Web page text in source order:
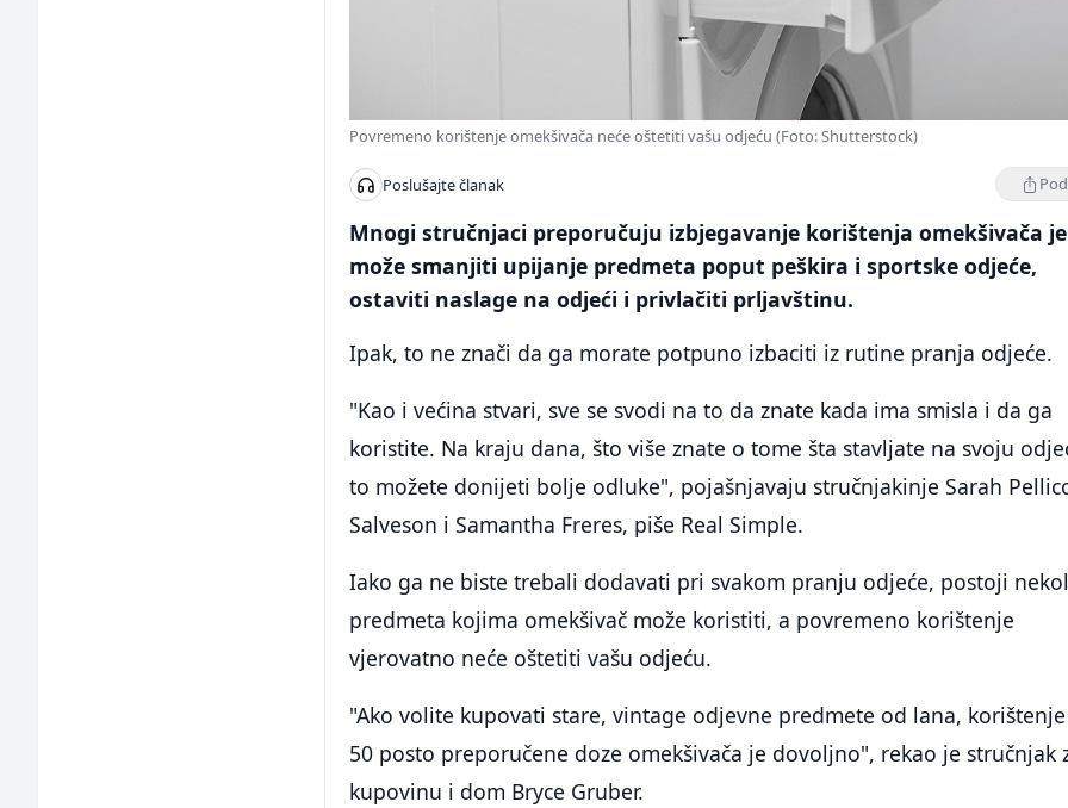
Povremeno korištenje omekšivača neće oštetiti vašu odjeću (Foto: Shutterstock)
Poslušajte članak
Mnogi stručnjaci preporučuju izbjegavanje korištenja omekšivača
može smanjiti upijanje predmeta poput peškira i sportske odjeće,
ostaviti naslage na odjeći i privlačiti prljavštinu.
Ipak, to ne znači da ga morate potpuno izbaciti iz rutine pranja odjeće.
"Kao i većina stvari, sve se svodi na to da znate kada ima smisla i da ga
koristite. Na kraju dana, što više znate o tome šta stavljate na svoju
to možete donijeti bolje odluke", pojašnjavaju stručnjakinje Sarah
Salveson i Samantha Freres, piše Real Simple.
Iako ga ne biste trebali dodavati pri svakom pranju odjeće, postoji
predmeta kojima omekšivač može koristiti, a povremeno korištenje
vjerovatno neće oštetiti vašu odjeću.
"Ako volite kupovati stare, vintage odjevne predmete od lana,
50 posto preporučene doze omekšivača je dovoljno", rekao je stručnjak
kupovinu i dom Bryce Gruber.